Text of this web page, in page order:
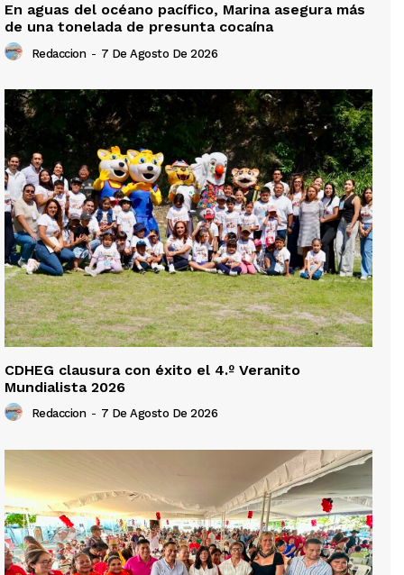
En aguas del océano pacífico, Marina asegura más
de una tonelada de presunta cocaína
Redaccion - 7 De Agosto De 2026
CDHEG clausura con éxito el 4.º Veranito
Mundialista 2026
Redaccion - 7 De Agosto De 2026